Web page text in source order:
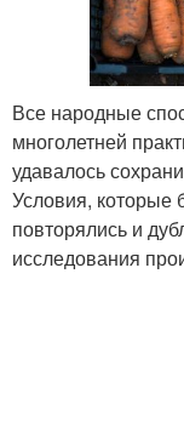
Все народные
многолетней
удавалось
Условия, которые
повторялись и
исследования